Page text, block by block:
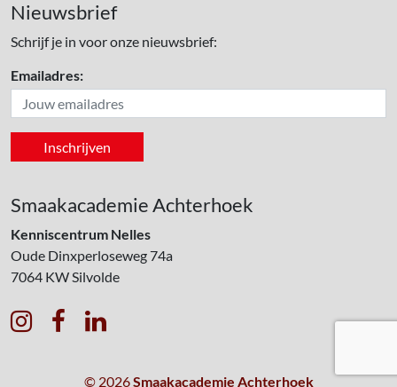
Nieuwsbrief
Schrijf je in voor onze nieuwsbrief:
Emailadres:
Smaakacademie Achterhoek
Kenniscentrum Nelles
Oude Dinxperloseweg 74a
7064 KWSilvolde
  
© 2026Smaakacademie Achterhoek